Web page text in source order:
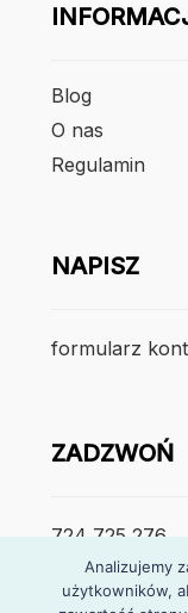
Blog
O nas
Regulamin
NAPISZ
formularz
ZADZWOŃ
724 725 276
poniedzialek –
Analizujemy
użytkowników,